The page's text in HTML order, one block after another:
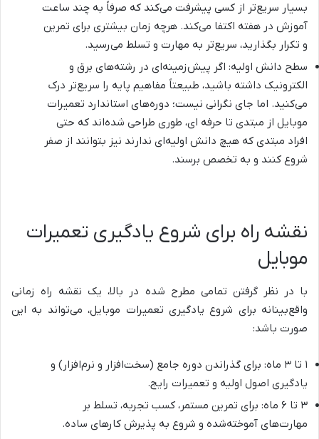
بسیار سریع‌تر از کسی پیشرفت می‌کند که صرفاً به چند ساعت
آموزش در هفته اکتفا می‌کند. هرچه زمان بیشتری برای تمرین
و تکرار بگذارید، سریع‌تر به مهارت و تسلط می‌رسید.
سطح دانش اولیه: اگر پیش‌زمینه‌ای در رشته‌های برق و
الکترونیک داشته باشید، طبیعتاً مفاهیم پایه را سریع‌تر درک
می‌کنید. اما جای نگرانی نیست؛ دوره‌های استاندارد تعمیرات
موبایل از مبتدی تا حرفه ای، طوری طراحی شده‌اند که حتی
افراد مبتدی که هیچ دانش اولیه‌ای ندارند نیز بتوانند از صفر
شروع کنند و به تخصص برسند.
نقشه راه برای شروع یادگیری تعمیرات
موبایل
با در نظر گرفتن تمامی مطرح شده در بالا، یک نقشه راه زمانی
واقع‌بینانه برای شروع یادگیری تعمیرات موبایل، می‌تواند به این
صورت باشد:
۱ تا ۳ ماه: برای گذراندن دوره جامع (سخت‌افزار و نرم‌افزار) و
یادگیری اصول اولیه و تعمیرات رایج.
۳ تا ۶ ماه: برای تمرین مستمر، کسب تجربه، تسلط بر
مهارت‌های آموخته‌شده و شروع به پذیرش کارهای ساده.